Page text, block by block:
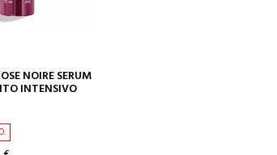
A LA CESTA
NOIRE SERUM
INTENSIVO